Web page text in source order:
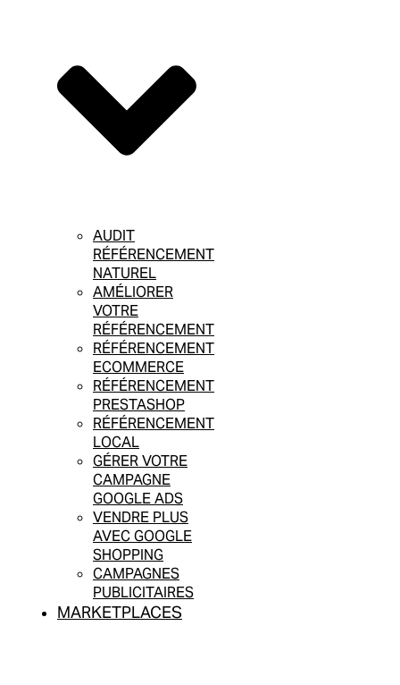
AUDIT
RÉFÉRENCEMENT
NATUREL
AMÉLIORER
VOTRE
RÉFÉRENCEMENT
RÉFÉRENCEMENT
ECOMMERCE
RÉFÉRENCEMENT
PRESTASHOP
RÉFÉRENCEMENT
LOCAL
GÉRER VOTRE
CAMPAGNE
GOOGLE ADS
VENDRE PLUS
AVEC GOOGLE
SHOPPING
CAMPAGNES
PUBLICITAIRES
MARKETPLACES